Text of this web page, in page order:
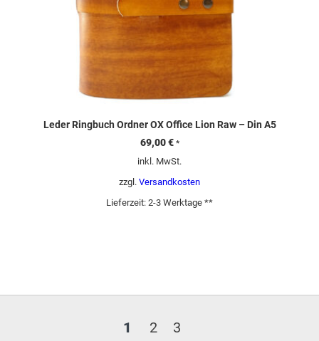
Leder Ringbuch Ordner OX Office Lion Raw – Din A5
69,00€ *
inkl. MwSt.
zzgl. Versandkosten
Lieferzeit: 2-3 Werktage **
1 2 3